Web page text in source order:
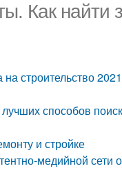
Как найти
строительство
способов
и стройке
медийной сети